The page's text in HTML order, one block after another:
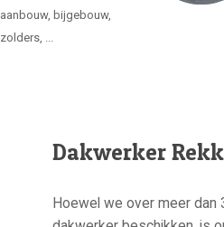
aanbouw, bijgebouw,
zolders, ...
Dakwerker
Hoewel we over meer dan